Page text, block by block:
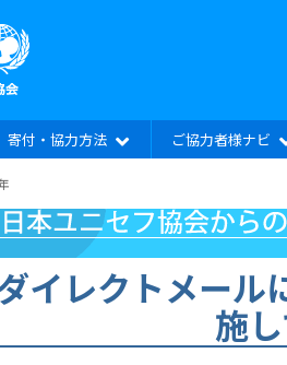
寄付・協力方法 ご協力者様ナビ
イレクトメール
施